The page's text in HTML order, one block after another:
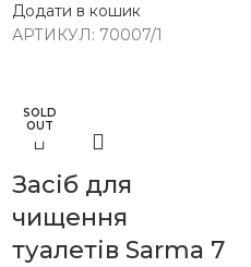
Додати в кошик
АРТИКУЛ: 70007/1
SOLD
OUT
Засіб для
чищення
туалетів Sarma 7